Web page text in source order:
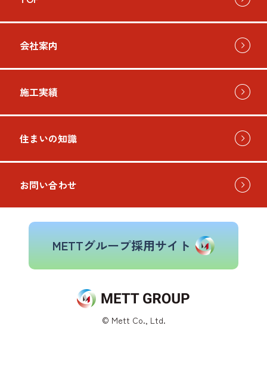
会社案内
施工実績
住まいの知識
お問い合わせ
METTグループ採用サイト
© Mett Co., Ltd.